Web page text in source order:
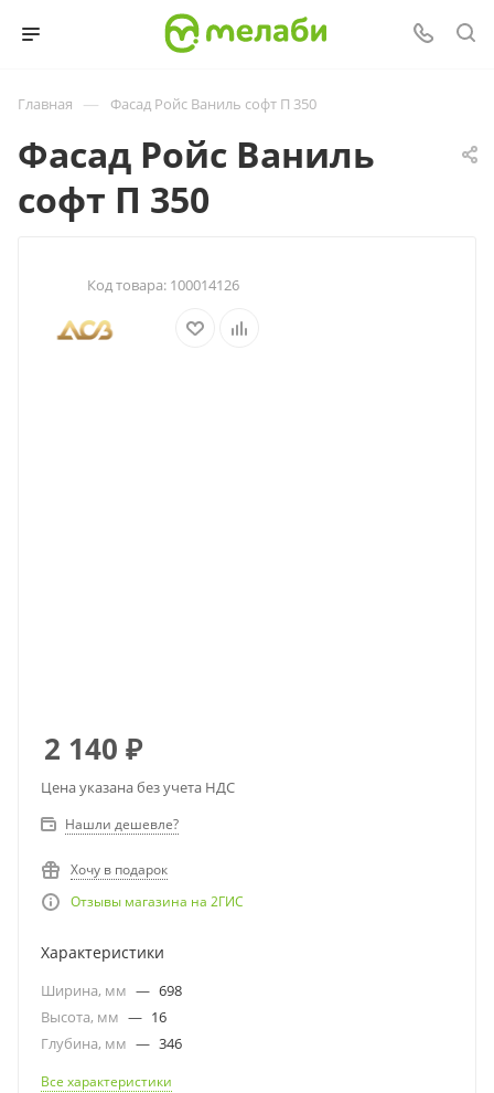
Главная — Фасад Ройс Ваниль софт П 350
Фасад Ройс Ваниль
софт П 350
Код товара: 100014126
2 140 ₽
Цена указана без учета НДС
Нашли дешевле?
Хочу в подарок
Отзывы магазина на 2ГИС
Характеристики
Ширина, мм — 698
Высота, мм — 16
Глубина, мм — 346
Все характеристики